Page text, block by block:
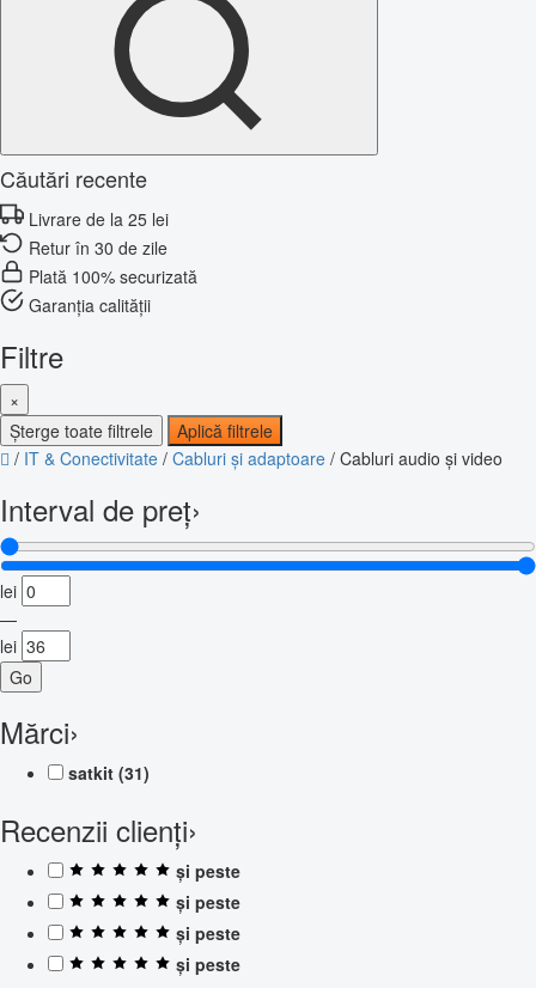
Căutări recente
Livrare de la 25 lei
Retur în 30 de zile
Plată 100% securizată
Garanția calității
Filtre
×
Șterge toate filtrele
Aplică filtrele
/ IT & Conectivitate / Cabluri și adaptoare / Cabluri audio și video
Interval de preț›
lei
—
lei
Go
Mărci›
satkit (31)
Recenzii clienți›
și peste
și peste
și peste
și peste